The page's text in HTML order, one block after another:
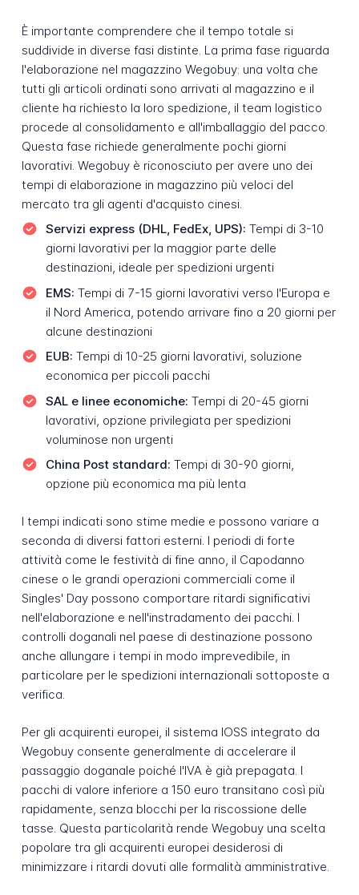
È importante comprendere che il tempo totale si
suddivide in diverse fasi distinte. La prima fase riguarda
l'elaborazione nel magazzino Wegobuy: una volta che
tutti gli articoli ordinati sono arrivati al magazzino e il
cliente ha richiesto la loro spedizione, il team logistico
procede al consolidamento e all'imballaggio del pacco.
Questa fase richiede generalmente pochi giorni
lavorativi. Wegobuy è riconosciuto per avere uno dei
tempi di elaborazione in magazzino più veloci del
mercato tra gli agenti d'acquisto cinesi.
Servizi express (DHL, FedEx, UPS): Tempi di 3-10
giorni lavorativi per la maggior parte delle
destinazioni, ideale per spedizioni urgenti
EMS: Tempi di 7-15 giorni lavorativi verso l'Europa e
il Nord America, potendo arrivare fino a 20 giorni per
alcune destinazioni
EUB: Tempi di 10-25 giorni lavorativi, soluzione
economica per piccoli pacchi
SAL e linee economiche: Tempi di 20-45 giorni
lavorativi, opzione privilegiata per spedizioni
voluminose non urgenti
China Post standard: Tempi di 30-90 giorni,
opzione più economica ma più lenta
I tempi indicati sono stime medie e possono variare a
seconda di diversi fattori esterni. I periodi di forte
attività come le festività di fine anno, il Capodanno
cinese o le grandi operazioni commerciali come il
Singles' Day possono comportare ritardi significativi
nell'elaborazione e nell'instradamento dei pacchi. I
controlli doganali nel paese di destinazione possono
anche allungare i tempi in modo imprevedibile, in
particolare per le spedizioni internazionali sottoposte a
verifica.
Per gli acquirenti europei, il sistema IOSS integrato da
Wegobuy consente generalmente di accelerare il
passaggio doganale poiché l'IVA è già prepagata. I
pacchi di valore inferiore a 150 euro transitano così più
rapidamente, senza blocchi per la riscossione delle
tasse. Questa particolarità rende Wegobuy una scelta
popolare tra gli acquirenti europei desiderosi di
minimizzare i ritardi dovuti alle formalità amministrative.